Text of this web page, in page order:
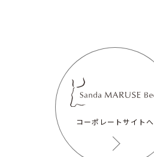
コーポレートサイトへ